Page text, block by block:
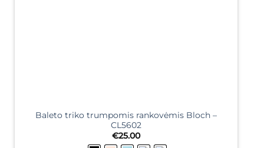
Baleto triko trumpomis rankovėmis Bloch –
CL5602
€25.00